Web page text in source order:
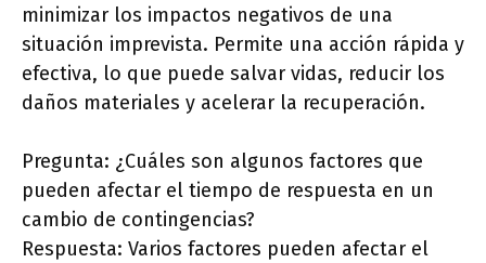
minimizar los impactos negativos de una
situación imprevista. Permite una acción rápida y
efectiva, lo que puede salvar vidas, reducir los
daños materiales y acelerar la recuperación.
Pregunta: ¿Cuáles son algunos factores que
pueden afectar el tiempo de respuesta en un
cambio de contingencias?
Respuesta: Varios factores pueden afectar el